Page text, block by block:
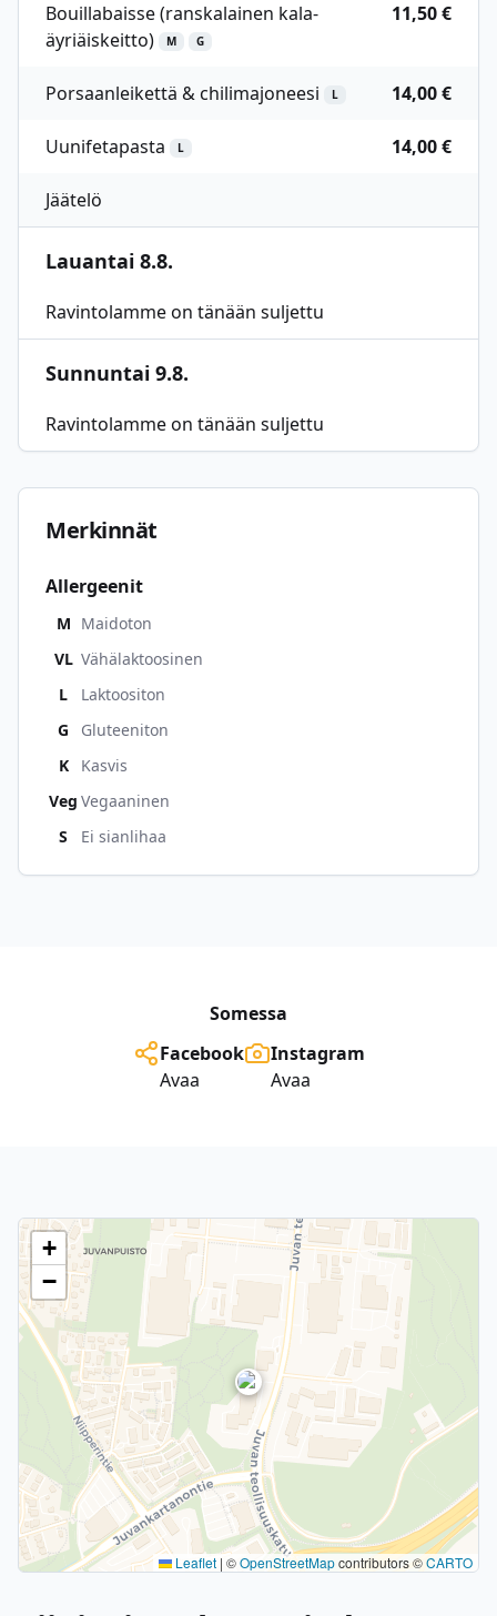
Bouillabaisse (ranskalainen kala-
äyriäiskeitto)
M G
11,50 €
Porsaanleikettä & chilimajoneesi L 14,00 €
Uunifetapasta L 14,00 €
Jäätelö
Lauantai 8.8.
Ravintolamme on tänään suljettu
Sunnuntai 9.8.
Ravintolamme on tänään suljettu
Merkinnät
Allergeenit
M Maidoton
VL Vähälaktoosinen
L
Laktoositon
G
Gluteeniton
K
Kasvis
Veg Vegaaninen
S
Ei sianlihaa
Somessa
Facebook
Avaa
Instagram
Avaa
+
−
Leaflet | ©OpenStreetMapcontributors ©CARTO